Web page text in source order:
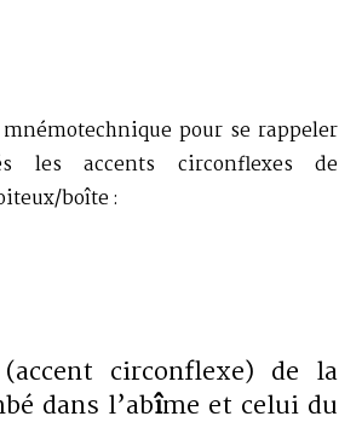
pour se rappeler
les accents circonflexes de
boîte :
circonflexe) de la
dans l’abîme et celui du